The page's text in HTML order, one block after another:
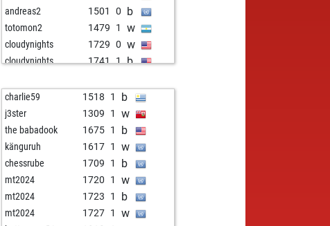
andreas2 1501 0 b
totomon2 1479 1 w
cloudynights 1729 0 w
cloudynights 1741 1 b
cloudynights 1751 b
vvi 1635 1 w
vvi 1645 b
die wilde 13 1581 1 w
matesoon 1551 w
matesoon 1558 1 b
1872 w
survived 1505 1 b
charlie59 1518 1 b
j3ster 1309 1 w
the babadook 1675 1 b
känguruh 1617 1 w
chessrube 1709 1 b
mt2024 1720 1 w
mt2024 1723 1 b
mt2024 1727 1 w